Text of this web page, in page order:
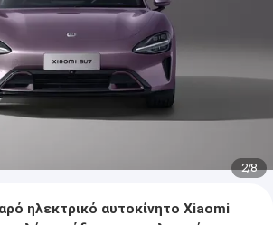
2/8
ηλεκτρικό αυτοκίνητο Xiaomi